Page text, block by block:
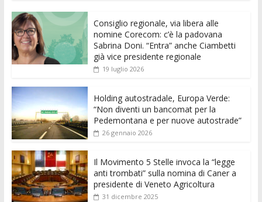
e
b
o
o
k
itt
er l
at
s
A
p
e
n
g
di
t
k
e
dI
n
di
vi
Consiglio regionale, via libera alle
nomine Corecom: c’è la padovana
Sabrina Doni. “Entra” anche Ciambetti
già vice presidente regionale
19 luglio 2026
Holding autostradale, Europa Verde:
“Non diventi un bancomat per la
Pedemontana e per nuove autostrade”
26 gennaio 2026
Il Movimento 5 Stelle invoca la “legge
anti trombati” sulla nomina di Caner a
presidente di Veneto Agricoltura
31 dicembre 2025